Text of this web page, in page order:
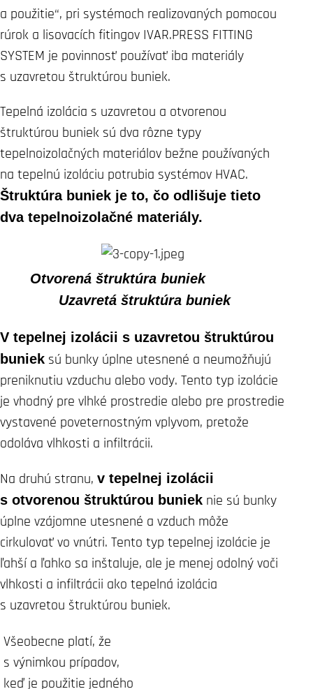
a použitie“, pri systémoch realizovaných pomocou
rúrok a lisovacích fitingov IVAR.PRESS FITTING
SYSTEM je povinnosť používať iba materiály
s uzavretou štruktúrou buniek.
Tepelná izolácia s uzavretou a otvorenou
štruktúrou buniek sú dva rôzne typy
tepelnoizolačných materiálov bežne používaných
na tepelnú izoláciu potrubia systémov HVAC.
Štruktúra buniek je to, čo odlišuje tieto
dva tepelnoizolačné materiály.
Otvorená štruktúra buniek
Uzavretá štruktúra buniek
V tepelnej izolácii s uzavretou štruktúrou
buniek sú bunky úplne utesnené a neumožňujú
preniknutiu vzduchu alebo vody. Tento typ izolácie
je vhodný pre vlhké prostredie alebo pre prostredie
vystavené poveternostným vplyvom, pretože
odoláva vlhkosti a infiltrácii.
Na druhú stranu, v tepelnej izolácii
s otvorenou štruktúrou buniek nie sú bunky
úplne vzájomne utesnené a vzduch môže
cirkulovať vo vnútri. Tento typ tepelnej izolácie je
ľahší a ľahko sa inštaluje, ale je menej odolný voči
vlhkosti a infiltrácii ako tepelná izolácia
s uzavretou štruktúrou buniek.
Všeobecne platí, že
s výnimkou prípadov,
keď je použitie jedného